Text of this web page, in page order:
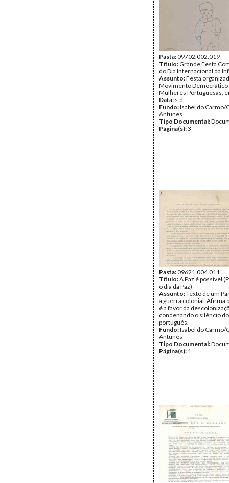
Pasta:09702.002.019
Título: Grande Festa
do Dia Internacional da
Assunto:Festa
Movimento Democrático
Mulheres Portuguesas,
Data: s.d.
Fundo:Isabel do Carmo/
Antunes
Tipo Documental:
Página(s):3
Pasta:09621.004.011
Título:A Paz é possível
o dia da Paz)
Assunto:Texto de um
a guerra colonial. Afirma
é a favor da
condenando o silêncio
português.
Fundo:Isabel do Carmo/
Antunes
Tipo Documental:
Página(s): 1